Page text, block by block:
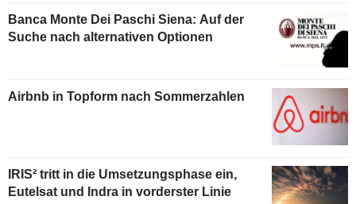
Banca Monte Dei Paschi Siena: Auf der
Suche nach alternativen Optionen
Airbnb in Topform nach Sommerzahlen
IRIS² tritt in die Umsetzungsphase ein,
Eutelsat und Indra in vorderster Linie